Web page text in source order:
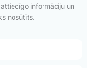
informāciju un
nosūtīts.